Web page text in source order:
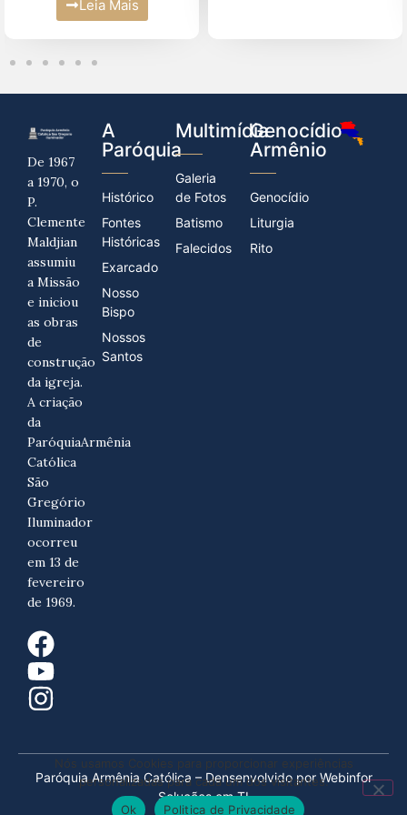
Leia Mais
De 1967
a 1970, o
P.
Clemente
Maldjian
assumiu
a Missão
e iniciou
as obras
de
construção
da igreja.
A criação
da
ParóquiaArmênia
Católica
São
Gregório
Iluminador
ocorreu
em 13 de
fevereiro
de 1969.
A
Paróquia
Histórico
Fontes
Históricas
Exarcado
Nosso
Bispo
Nossos
Santos
Multimídia
Galeria
de Fotos
Batismo
Falecidos
Genocídio
Armênio
Genocídio
Liturgia
Rito
Paróquia Armênia Católica – Densenvolvido por Webinfor
Soluções em TI
Nós usamos Cookies para proporcionar experiências
personalizadas para cada um dos visitantes.
Ok
Politica de Privacidade